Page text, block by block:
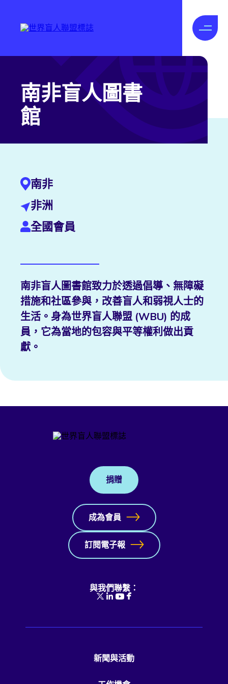
南非盲人圖書
館
南非
非洲
全國會員
南非盲人圖書館致力於透過倡導、無障礙
措施和社區參與，改善盲人和弱視人士的
生活。身為世界盲人聯盟 (WBU) 的成
員，它為當地的包容與平等權利做出貢
獻。
捐贈
成為會員
訂閱電子報
與我們聯繫：
新聞與活動